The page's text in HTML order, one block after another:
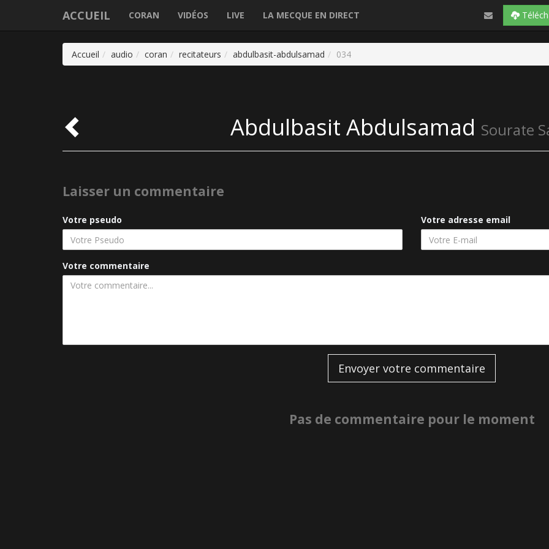
ACCUEIL CORAN VIDÉOS LIVE LA MECQUE EN DIRECT
Accueil audio coran recitateurs abdulbasit-abdulsamad 034
Abdulbasit Abdulsamad Sourate
Laisser un commentaire
Votre pseudo Votre adresse email
Votre commentaire
Envoyer votre commentaire
Pas de commentaire pour le moment